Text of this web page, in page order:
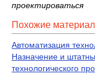
проектироваться
Похожие
Автоматизация
Назначение и
технологического